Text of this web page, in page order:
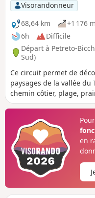
Visorandonneur
68,64 km
+1 176 m
6h
Difficile
Départ à Petreto-
Sud)
Ce circuit permet de
paysages de la vallée du
chemin côtier, plage,
en